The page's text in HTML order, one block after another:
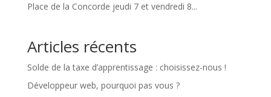
Place de la Concorde jeudi 7 et vendredi 8...
Articles récents
Solde de la taxe d’apprentissage : choisissez-nous !
Développeur web, pourquoi pas vous ?